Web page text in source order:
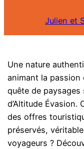
Julien et
Une nature
animant la passion
quête de paysages
d’Altitude Évasion.
des offres
préservés,
voyageurs ?